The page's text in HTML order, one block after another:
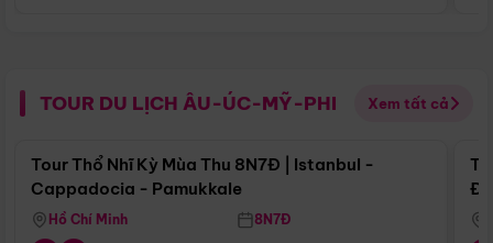
TOUR DU LỊCH ÂU-ÚC-MỸ-PHI Xem tất cả
Điểm nổi bật
Tour Thổ Nhĩ Kỳ Mùa Thu 8N7Đ | Istanbul -
Cappadocia - Pamukkale
Hồ Chí Minh 8N7Đ